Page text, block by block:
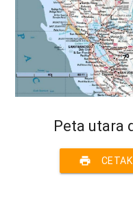
Peta utara
print CETAK